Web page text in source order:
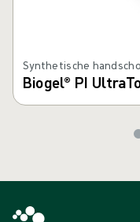
Synthetische
Biogel® PI